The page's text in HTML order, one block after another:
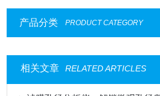
产品分类 PRODUCT CATEGORY
相关文章 RELATED ARTICLES